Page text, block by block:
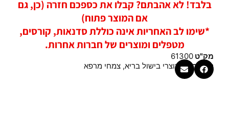
בלבד! לא אהבתם? קבלו את כספכם חזרה (כן, גם
אם המוצר פתוח)
*שימו לב האחריות אינה כוללת סדנאות, קורסים,
מטפלים ומוצרים של חברות אחרות.
מק"ט 61300
קטגוריות מוצרי בישול בריא, צמחי מרפא